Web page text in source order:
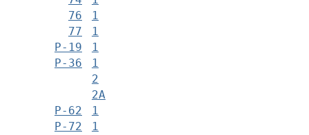
76
1
77
1
Р-19
1
Р-36
1
2
2А
Р-62
1
Р-72
1